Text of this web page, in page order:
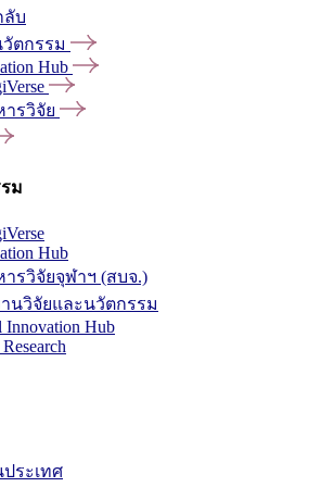
ลับ
ตกรรม
Hub
รวิจัย
ม
Hub
รวิจัยจุฬาฯ (สบจ.)
นวิจัยและนวัตกรรม
Innovation Hub
ระเทศ